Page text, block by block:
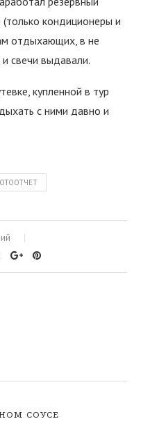
(только кондиционеры и
отдыхающих, в не
свечи выдавали.
купленной в тур
с ними давно и
СОУСЕ